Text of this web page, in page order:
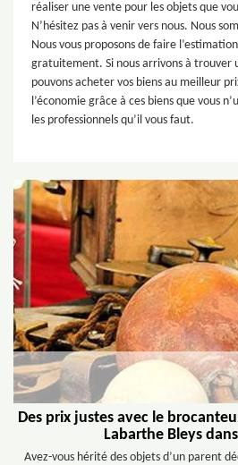
réaliser une vente pour les objets que
N’hésitez pas à venir vers nous. Nous
Nous vous proposons de faire
gratuitement. Si nous arrivons à trouver
pouvons acheter vos biens au meilleur
l’économie grâce à ces biens que vous
les professionnels qu’il vous faut.
Des prix justes avec le
Labarthe Bleys
Avez-vous hérité des objets d’un parent